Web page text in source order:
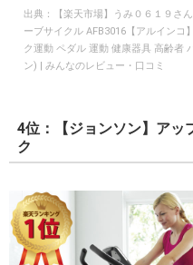
出典：
【楽天市場】うみ０６１９さ
ーブサイクル AFB3016【アルインコ
ク運動 ペダル 運動 健康器具 高齢者
ン) | みんなのレビュー・口コミ
4位：【ジョンソン】アッ
ク